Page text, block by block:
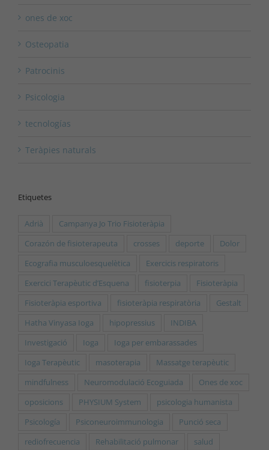
ones de xoc
Osteopatia
Patrocinis
Psicologia
tecnologías
Teràpies naturals
Etiquetes
Adrià
Campanya Jo Trio Fisioteràpia
Corazón de fisioterapeuta
crosses deporte
Dolor
Ecografia musculoesquelètica
Exercicis respiratoris
Exercici Terapèutic d’Esquena
fisioterpia
Fisioteràpia
Fisioteràpia esportiva
fisioteràpia respiratòria
Gestalt
Hatha Vinyasa Ioga
hipopressius
INDIBA
Investigació
Ioga
Ioga per embarassades
Ioga Terapèutic
masoterapia
Massatge terapèutic
mindfulness
Neuromodulació Ecoguiada
Ones de xoc
oposicions
PHYSIUM System
psicologia humanista
Psicología
Psiconeuroimmunologia
Punció seca
rediofrecuencia
Rehabilitació pulmonar
salud